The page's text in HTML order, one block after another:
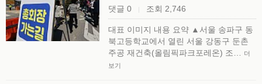
댓글 0 조회 2,746
대표 이미지 내용 요약 ▲서울 송파구 동
북고등학교에서 열린 서울 강동구 둔촌
주공 재건축(올림픽파크포레온) 조… 더
보기